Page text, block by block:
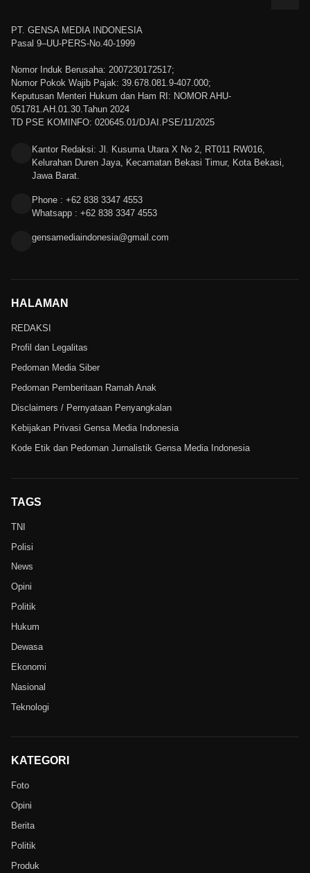
PT. GENSA MEDIA INDONESIA
Pasal 9–UU-PERS-No.40-1999
Nomor Induk Berusaha: 2007230172517;
Nomor Pokok Wajib Pajak: 39.678.081.9-407.000;
Keputusan Menteri Hukum dan Ham RI: NOMOR AHU-
051781.AH.01.30.Tahun 2024
TD PSE KOMINFO: 020645.01/DJAI.PSE/11/2025
Kantor Redaksi: Jl. Kusuma Utara X No 2, RT011 RW016,
Kelurahan Duren Jaya, Kecamatan Bekasi Timur, Kota Bekasi,
Jawa Barat.
Phone : +62 838 3347 4553
Whatsapp : +62 838 3347 4553
gensamediaindonesia@gmail.com
HALAMAN
REDAKSI
Profil dan Legalitas
Pedoman Media Siber
Pedoman Pemberitaan Ramah Anak
Disclaimers / Pernyataan Penyangkalan
Kebijakan Privasi Gensa Media Indonesia
Kode Etik dan Pedoman Jurnalistik Gensa Media Indonesia
TAGS
TNI
Polisi
News
Opini
Politik
Hukum
Dewasa
Ekonomi
Nasional
Teknologi
KATEGORI
Foto
Opini
Berita
Politik
Produk